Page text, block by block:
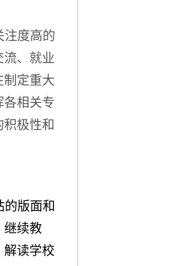
注度高的
流、就业
制定重大
各相关专
极性和
的版面和
继续教
解读学校